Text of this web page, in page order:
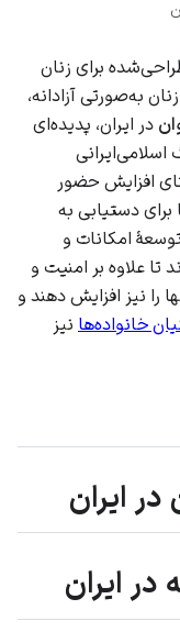
برای زنان
به‌صورتی آزادانه،
در ایران، پدیده‌ای
افزایش حضور
دستیابی به
امکانات و
علاوه بر امنیت و
را نیز افزایش دهند و
خانواده‌ها نیز
در ایران
ایران